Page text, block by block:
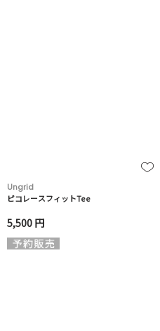
Ungrid
ピコレースフィットTee
5,500 円